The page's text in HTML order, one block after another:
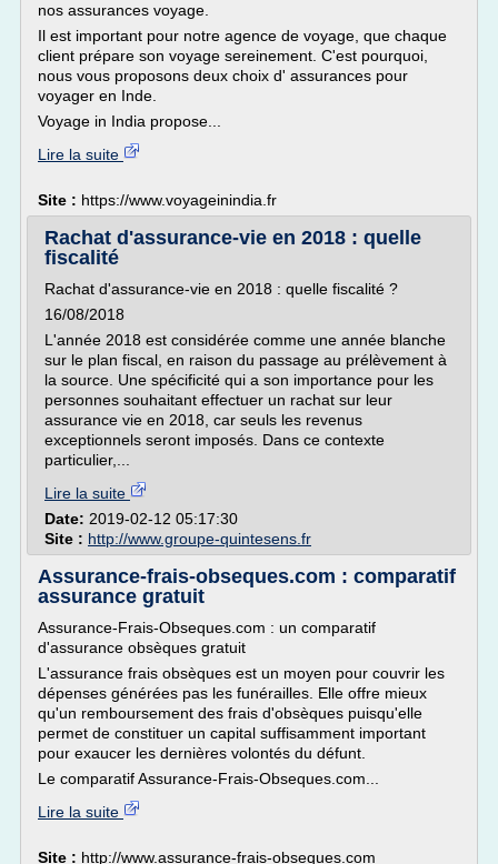
nos assurances voyage.
Il est important pour notre agence de voyage, que chaque
client prépare son voyage sereinement. C'est pourquoi,
nous vous proposons deux choix d' assurances pour
voyager en Inde.
Voyage in India propose...
Lire la suite
Site : https://www.voyageinindia.fr
Rachat d'assurance-vie en 2018 : quelle
fiscalité
Rachat d'assurance-vie en 2018 : quelle fiscalité ?
16/08/2018
L'année 2018 est considérée comme une année blanche
sur le plan fiscal, en raison du passage au prélèvement à
la source. Une spécificité qui a son importance pour les
personnes souhaitant effectuer un rachat sur leur
assurance vie en 2018, car seuls les revenus
exceptionnels seront imposés. Dans ce contexte
particulier,...
Lire la suite
Date: 2019-02-12 05:17:30
Site : http://www.groupe-quintesens.fr
Assurance-frais-obseques.com : comparatif
assurance gratuit
Assurance-Frais-Obseques.com : un comparatif
d'assurance obsèques gratuit
L'assurance frais obsèques est un moyen pour couvrir les
dépenses générées pas les funérailles. Elle offre mieux
qu'un remboursement des frais d'obsèques puisqu'elle
permet de constituer un capital suffisamment important
pour exaucer les dernières volontés du défunt.
Le comparatif Assurance-Frais-Obseques.com...
Lire la suite
Site : http://www.assurance-frais-obseques.com